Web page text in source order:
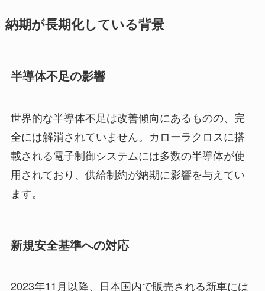
納期が長期化している背景
半導体不足の影響
世界的な半導体不足は改善傾向にあるものの、完
全には解消されていません。カローラクロスに搭
載される電子制御システムには多数の半導体が使
用されており、供給制約が納期に影響を与えてい
ます。
新規安全基準への対応
2023年11月以降、日本国内で販売される新車には